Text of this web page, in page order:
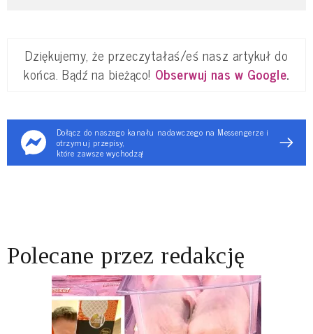
Dziękujemy, że przeczytałaś/eś nasz artykuł do
końca. Bądź na bieżąco! Obserwuj nas w Google.
Dołącz do naszego kanału nadawczego na Messengerze i
otrzymuj przepisy,
które zawsze wychodzą!
Polecane przez redakcję